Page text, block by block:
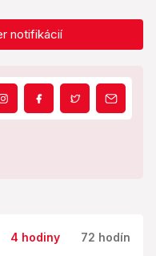
notifikácií
4 hodiny 72 hodín